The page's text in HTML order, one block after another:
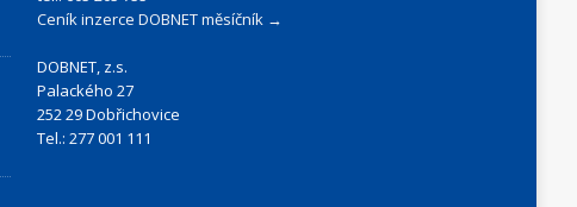
Ceník inzerce DOBNET měsíčník →
DOBNET, z.s.
Palackého 27
252 29 Dobřichovice
Tel.: 277 001 111